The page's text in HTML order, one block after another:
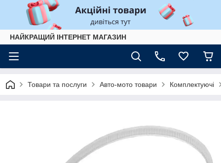
НАЙКРАЩИЙ ІНТЕРНЕТ МАГАЗИН
Товари та послуги Авто-мото товари Комплектуючі